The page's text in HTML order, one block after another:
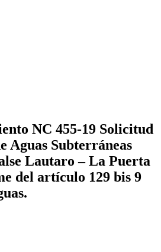
NC 455-19 Solicitud
Aguas Subterráneas
Lautaro – La Puerta
del artículo 129 bis 9